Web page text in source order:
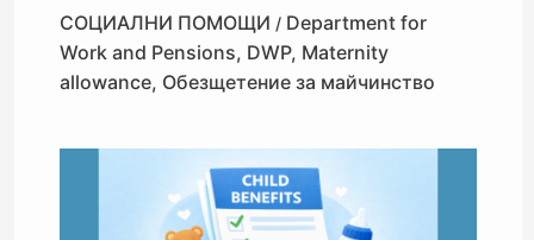
СОЦИАЛНИ ПОМОЩИ / Department for
Work and Pensions, DWP, Maternity
allowance, Обезщетение за майчинство